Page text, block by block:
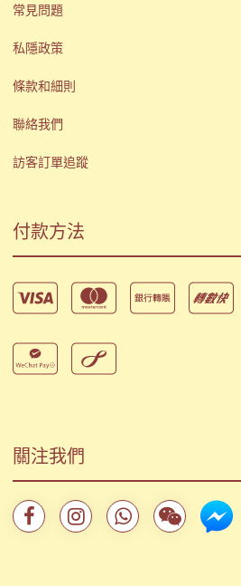
常見問題
私隱政策
條款和細則
聯絡我們
訪客訂單追蹤
付款方法
關注我們